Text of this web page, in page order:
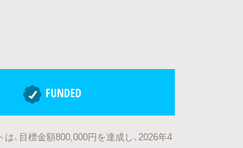
FUNDED
、目標金額800,000円を達成し、2026年4